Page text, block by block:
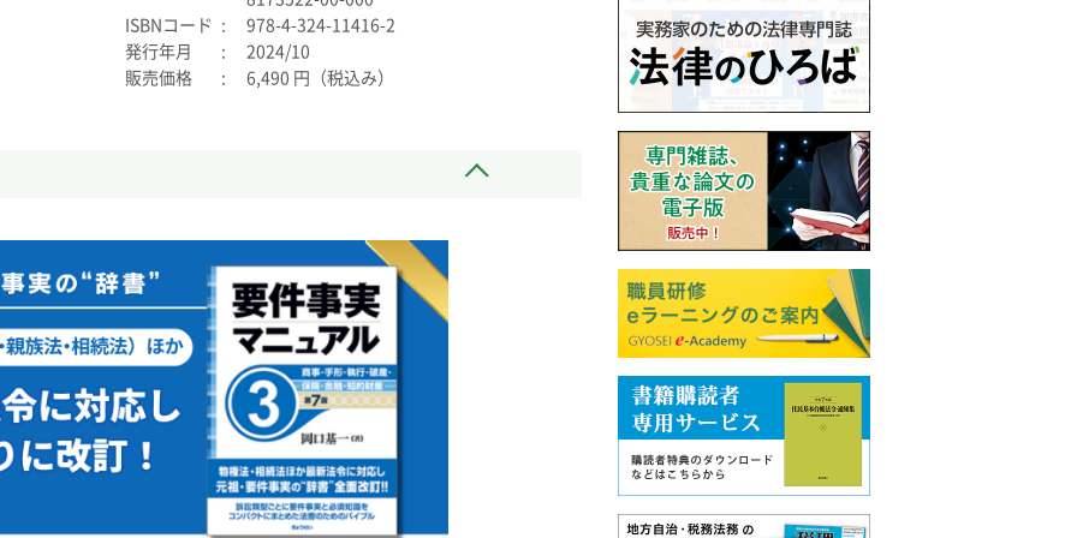
ISBNコード
978-4-324-11416-2
発行年月
2024/10
販売価格
6,490 円（税込み）